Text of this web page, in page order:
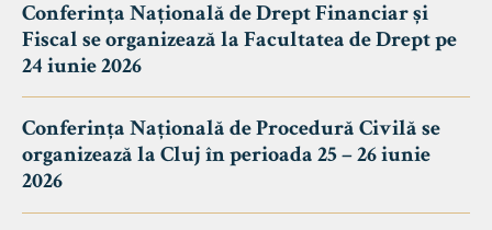
Conferința Națională de Drept Financiar și
Fiscal se organizează la Facultatea de Drept pe
24 iunie 2026
Conferința Națională de Procedură Civilă se
organizează la Cluj în perioada 25 – 26 iunie
2026